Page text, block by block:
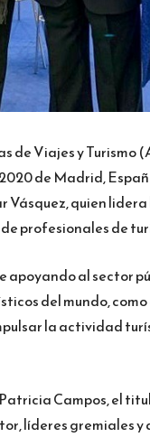
de Viajes y Turismo
de Madrid,
Vásquez, quien
profesionales de
apoyando al sector
del mundo,
la actividad
Campos, el
líderes gremiales